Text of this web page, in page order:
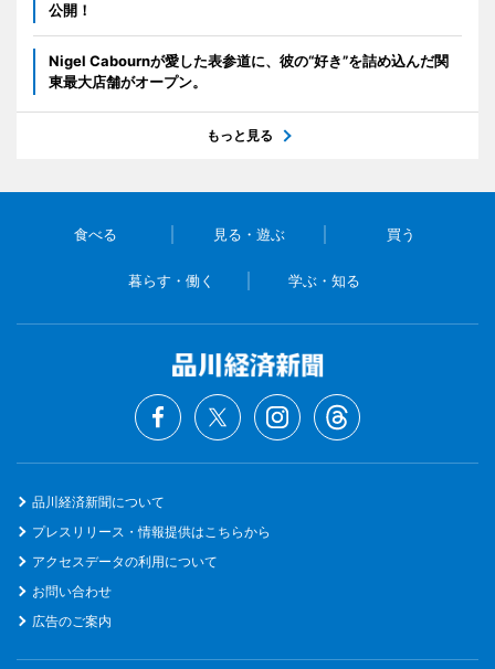
公開！
Nigel Cabournが愛した表参道に、彼の“好き”を詰め込んだ関
東最大店舗がオープン。
もっと見る
食べる 見る・遊ぶ 買う
暮らす・働く 学ぶ・知る
品川経済新聞について
プレスリリース・情報提供はこちらから
アクセスデータの利用について
お問い合わせ
広告のご案内